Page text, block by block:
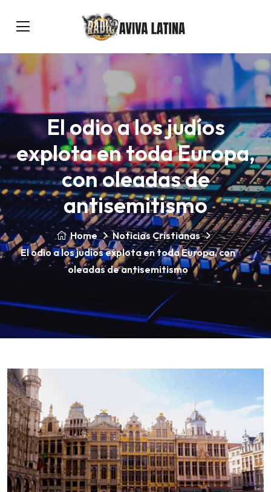
El odio a los judíos
explota en toda Europa,
con oleadas de
antisemitismo
Home
Noticias Cristianas
El odio a los judíos explota en toda Europa, con
oleadas de antisemitismo